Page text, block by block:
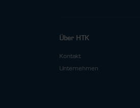
Über HTK
Kontakt
Unternehmen